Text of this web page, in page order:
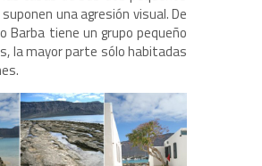
una agresión visual. De
Barba tiene un grupo pequeño
la mayor parte sólo habitadas